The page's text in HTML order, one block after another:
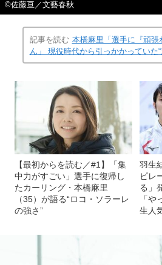
©佐藤亘／文藝春秋
記事を読む 本橋麻里「選手に『頑張
ん」 現役時代から引っかかっていた
【最初からを読む／#1】「集
中力がすごい」選手に復帰し
たカーリング・本橋麻里
（35）が語る“ロコ・ソラーレ
の強さ”
羽生
ピレ
る」
「
生人